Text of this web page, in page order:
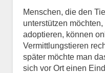
Menschen, die den
unterstützen
adoptieren, können
Vermittlungstieren
später möchte man
sich vor Ort einen